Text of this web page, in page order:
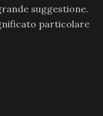
suggestione.
particolare